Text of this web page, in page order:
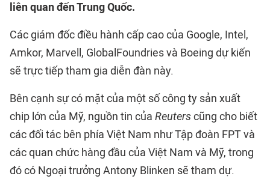
liên quan đến Trung Quốc.
Các giám đốc điều hành cấp cao của Google, Intel,
Amkor, Marvell, GlobalFoundries và Boeing dự kiến
sẽ trực tiếp tham gia diễn đàn này.
Bên cạnh sự có mặt của một số công ty sản xuất
chip lớn của Mỹ, nguồn tin của Reuterscũng cho biết
các đối tác bên phía Việt Nam như Tập đoàn FPT và
các quan chức hàng đầu của Việt Nam và Mỹ, trong
đó có Ngoại trưởng Antony Blinken sẽ tham dự.